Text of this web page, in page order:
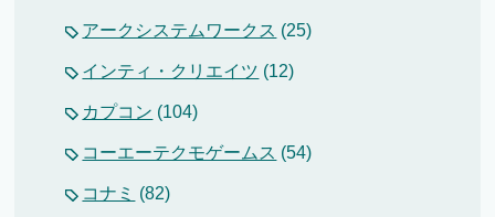
アークシステムワークス (25)
インティ・クリエイツ (12)
カプコン (104)
コーエーテクモゲームス (54)
コナミ (82)